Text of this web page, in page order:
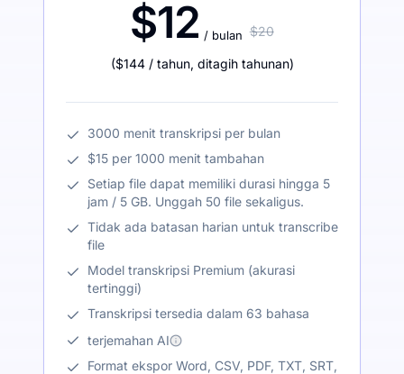
$12 / bulan $20
($144 / tahun, ditagih tahunan)
3000 menit transkripsi per bulan
$15 per 1000 menit tambahan
Setiap file dapat memiliki durasi hingga 5
jam / 5 GB. Unggah 50 file sekaligus.
Tidak ada batasan harian untuk transcribe
file
Model transkripsi Premium (akurasi
tertinggi)
Transkripsi tersedia dalam 63 bahasa
terjemahan AI
Format ekspor Word, CSV, PDF, TXT, SRT,